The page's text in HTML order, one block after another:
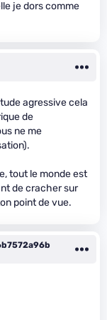
je dors comme
agressive cela
de
ne me
tout le monde est
de cracher sur
point de vue.